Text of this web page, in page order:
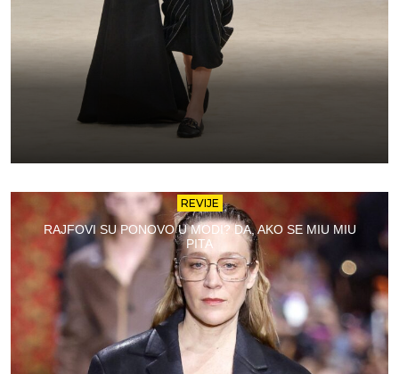
REVIJE
RAJFOVI SU PONOVO U MODI? DA, AKO SE MIU MIU
PITA